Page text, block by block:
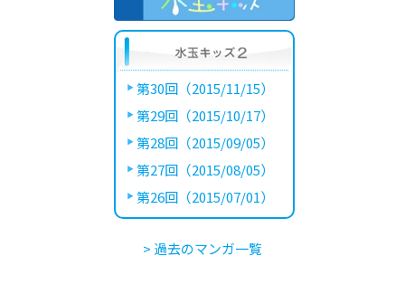
第30回（2015/11/15）
第29回（2015/10/17）
第28回（2015/09/05）
第27回（2015/08/05）
第26回（2015/07/01）
> 過去のマンガ一覧